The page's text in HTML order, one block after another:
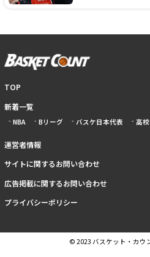
TOP
新着一覧
NBA Bリーグ バスケ日本代表 高
運営者情報
サイトに関するお問い合わせ
広告掲載に関するお問い合わせ
プライバシーポリシー
© 2023 バスケット・カウ